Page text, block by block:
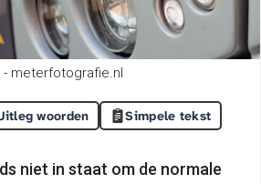
- meterfotografie.nl
woorden Simpele tekst
niet in staat om de normale